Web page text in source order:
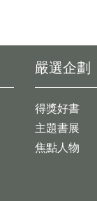
嚴選企劃
得獎好書
主題書展
焦點人物